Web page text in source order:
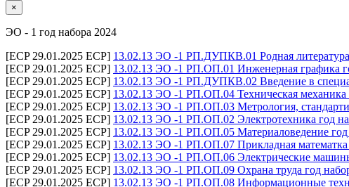
×
ЭО - 1 год набора 2024
[ECP 29.01.2025 ECP] 13.02.13 ЭО -1 РП.ДУПКВ.01 Родная литература
[ECP 29.01.2025 ECP] 13.02.13 ЭО -1 РП.ОП.01 Инженерная графика
[ECP 29.01.2025 ECP] 13.02.13 ЭО -1 РП.ДУПКВ.02 Введение в
[ECP 29.01.2025 ECP] 13.02.13 ЭО -1 РП.ОП.04 Техническая механика
[ECP 29.01.2025 ECP] 13.02.13 ЭО -1 РП.ОП.03 Метрология,
[ECP 29.01.2025 ECP] 13.02.13 ЭО -1 РП.ОП.02 Электротехника год
[ECP 29.01.2025 ECP] 13.02.13 ЭО -1 РП.ОП.05 Материаловедение год
[ECP 29.01.2025 ECP] 13.02.13 ЭО -1 РП.ОП.07 Прикладная математка
[ECP 29.01.2025 ECP] 13.02.13 ЭО -1 РП.ОП.06 Электрические машины
[ECP 29.01.2025 ECP] 13.02.13 ЭО -1 РП.ОП.09 Охрана труда год
[ECP 29.01.2025 ECP] 13.02.13 ЭО -1 РП.ОП.08 Информационные